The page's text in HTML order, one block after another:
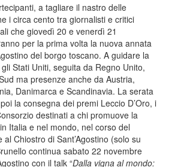
a tagliare il nastro delle
i circa cento tra giornalisti e critici
che giovedì 20 e venerdì 21
per la prima volta la nuova annata
del borgo toscano. A guidare la
Stati Uniti, seguita da Regno Unito,
ma presenze anche da Austria,
Danimarca e Scandinavia. La serata
la consegna dei premi Leccio D’Oro, i
destinati a chi promuove la
Italia e nel mondo, nel corso del
Chiostro di Sant’Agostino (solo su
continua sabato 22 novembre
con il talk “Dalla vigna al mondo: